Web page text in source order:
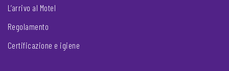
L’arrivo al Motel
Regolamento
Certificazione e igiene